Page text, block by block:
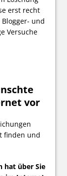
erst recht
und
Versuche
vor
finden und
hat über Sie